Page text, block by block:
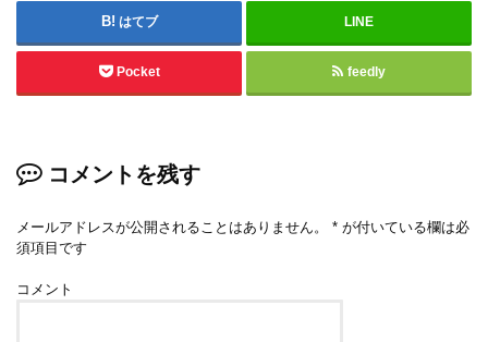
はてブ LINE
Pocket feedly
コメントを残す
メールアドレスが公開されることはありません。 * が付いている欄は必
須項目です
コメント